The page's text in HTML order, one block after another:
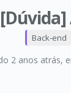
[Dúvida]
2 anos atrás,
Back-end